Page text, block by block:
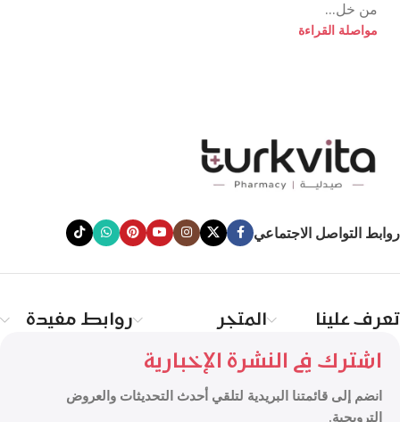
من خل...
مواصلة القراءة
روابط التواصل الاجتماعي
تعرف علينا المتجر روابط مفيدة
اشترك في النشرة الإخبارية
انضم إلى قائمتنا البريدية لتلقي أحدث التحديثات والعروض
الترويجية.